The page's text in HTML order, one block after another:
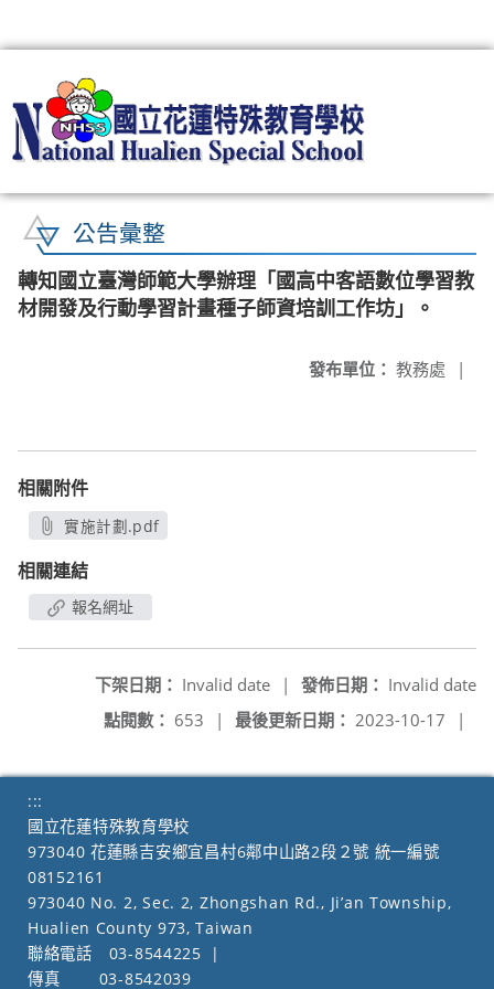
公告彙整
轉知國立臺灣師範大學辦理「國高中客語數位學習教
材開發及行動學習計畫種子師資培訓工作坊」。
發布單位： 教務處 |
相關附件
實施計劃.pdf
相關連結
報名網址
發佈日期： Invalid date
下架日期： Invalid date
|
最後更新日期： 2023-10-17 |
點閱數： 653 |
:::
國立花蓮特殊教育學校
973040 花蓮縣吉安鄉宜昌村6鄰中山路2段２號 統一編號
08152161
973040 No. 2, Sec. 2, Zhongshan Rd., Ji’an Township,
Hualien County 973, Taiwan
聯絡電話
03-8544225
|
傳真
03-8542039